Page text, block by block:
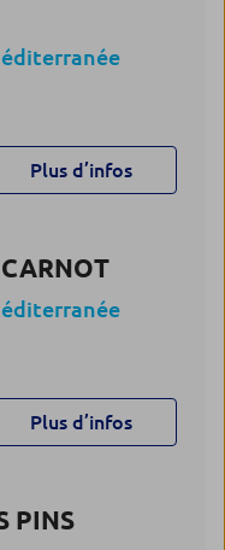
Plus d’infos
Plus d’infos
PINS